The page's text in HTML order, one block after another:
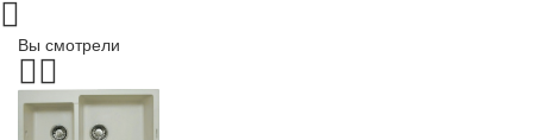
Вы смотрели